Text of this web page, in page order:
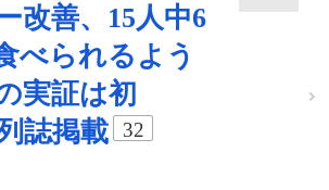
改善、15人中6
べられるよう
実証は初
誌掲載
32